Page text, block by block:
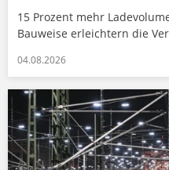
15 Prozent mehr
Bauweise erleichtern die
04.08.2026